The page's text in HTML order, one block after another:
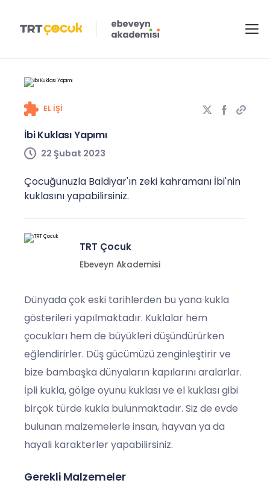
EL IŞI
İbi Kuklası Yapımı
22 Şubat 2023
Çocuğunuzla Baldiyar'ın zeki kahramanı İbi'nin
kuklasını yapabilirsiniz.
TRT Çocuk
Ebeveyn Akademisi
Dünyada çok eski tarihlerden bu yana kukla
gösterileri yapılmaktadır. Kuklalar hem
çocukları hem de büyükleri düşündürürken
eğlendirirler. Düş gücümüzü zenginleştirir ve
bize bambaşka dünyaların kapılarını aralarlar.
İpli kukla, gölge oyunu kuklası ve el kuklası gibi
birçok türde kukla bulunmaktadır. Siz de evde
bulunan malzemelerle insan, hayvan ya da
hayali karakterler yapabilirsiniz.
Gerekli Malzemeler